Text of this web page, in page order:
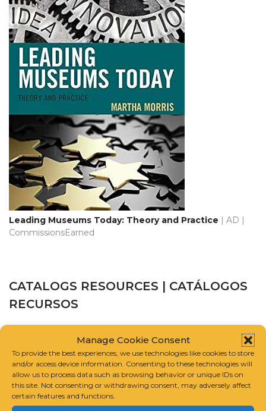
Manage Cookie Consent
To provide the best experiences, we use technologies like cookies to store
and/or access device information. Consenting to these technologies will
allow us to process data such as browsing behavior or unique IDs on
this site. Not consenting or withdrawing consent, may adversely affect
certain features and functions.
Leading Museums Today: Theory and Practice | AD |
CommissionsEarned
CATALOGS RESOURCES | CATÁLOGOS
RECURSOS
CATALOGUE RAISONNÉ SCHOLARS ASSOCIATION
INTERNATIONAL FOUNDATION FOR ART RESEARCH
GUIDELINES FOR COMPILING A CATALOGUE RAISONNÉ